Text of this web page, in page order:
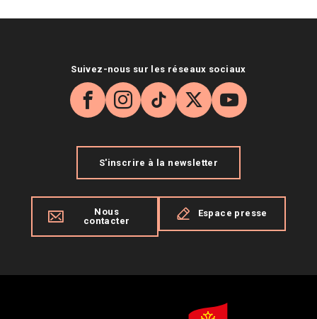
Suivez-nous sur les réseaux sociaux
Facebook
Instagram
TikTok
X YouTube
S'inscrire à la newsletter
Nous
contacter
Espace presse